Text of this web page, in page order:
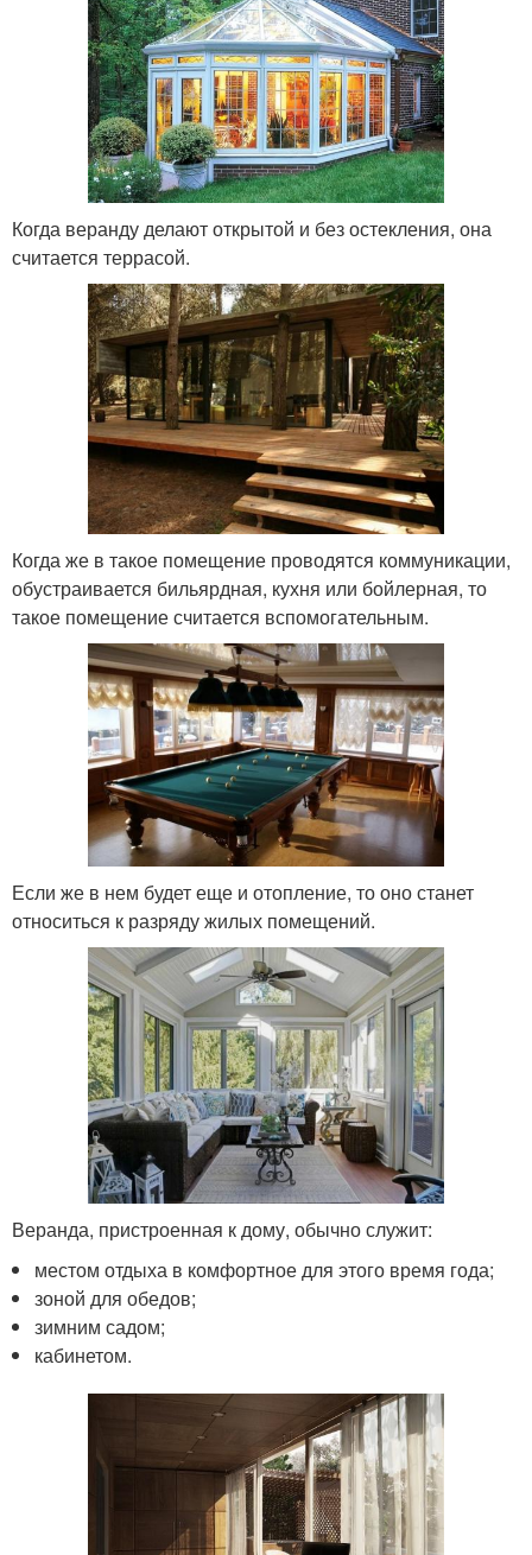
Когда веранду делают открытой и без остекления, она
считается террасой.
Когда же в такое помещение проводятся коммуникации,
обустраивается бильярдная, кухня или бойлерная, то
такое помещение считается вспомогательным.
Если же в нем будет еще и отопление, то оно станет
относиться к разряду жилых помещений.
Веранда, пристроенная к дому, обычно служит:
местом отдыха в комфортное для этого время года;
зоной для обедов;
зимним садом;
кабинетом.